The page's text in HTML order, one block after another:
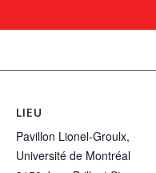
LIEU
Pavillon Lionel-Groulx,
Université de Montréal